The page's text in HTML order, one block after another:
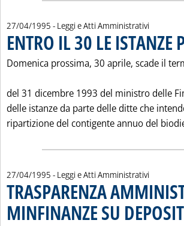
27/04/1995 - Leggi e Atti Amministrativi
ENTRO IL 30 LE ISTANZE
Domenica prossima, 30 aprile, scade il
del 31 dicembre 1993 del ministro delle
delle istanze da parte delle ditte che
ripartizione del contigente annuo del
27/04/1995 - Leggi e Atti Amministrativi
TRASPARENZA
MINFINANZE SU